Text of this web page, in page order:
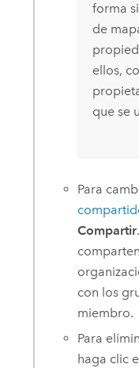
forma
de
ellos,
que se
Para
Compartir
con los
miembro.
Para
haga clic